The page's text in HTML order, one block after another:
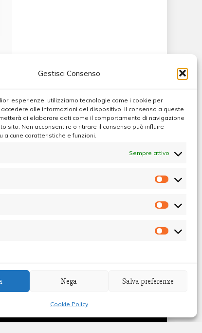
Gestisci Consenso
esperienze, utilizziamo tecnologie come i cookie per
alle informazioni del dispositivo. Il consenso a queste
di elaborare dati come il comportamento di navigazione
sito. Non acconsentire o ritirare il consenso può influire
alcune caratteristiche e funzioni.
Sempre attivo
Nega Salva preferenze
Cookie Policy
di Palermo - Direttore Responsabile